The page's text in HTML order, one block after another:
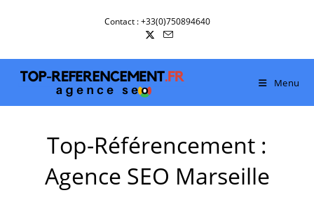
Contact : +33(0)750894640
Menu
Top-Référencement :
Agence SEO Marseille